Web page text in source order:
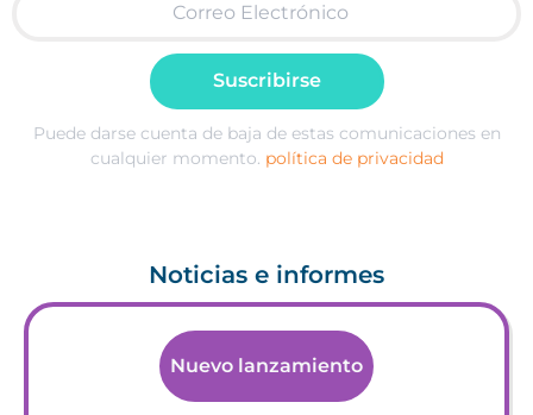
Suscribirse
Puede darse cuenta de baja de estas comunicaciones en
cualquier momento. política de privacidad
Noticias e informes
Nuevo lanzamiento